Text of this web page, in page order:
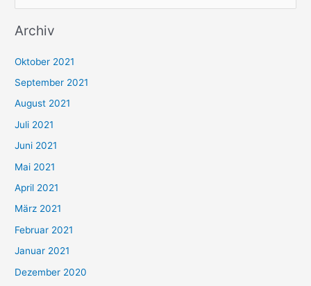
c
n
n
a
c
h
:
Archiv
Oktober 2021
September 2021
August 2021
Juli 2021
Juni 2021
Mai 2021
April 2021
März 2021
Februar 2021
Januar 2021
Dezember 2020